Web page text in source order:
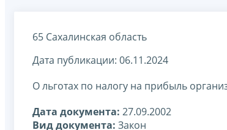
65 Сахалинская область
Дата публикации: 06.11.2024
О льготах по налогу на прибыль
Дата документа: 27.09.2002
Вид документа: Закон